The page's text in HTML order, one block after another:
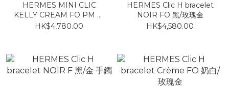
HERMES MINI CLIC
KELLY CREAM FO PM 手
鐲 奶白色 玫瑰金 PM
HK$4,780.00
HERMES Clic H bracelet
NOIR FO 黑/玫瑰金
HK$4,580.00